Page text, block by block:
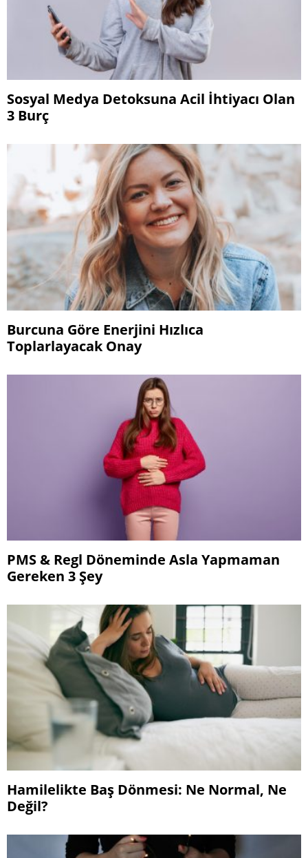
Sosyal Medya Detoksuna Acil İhtiyacı Olan
3 Burç
Burcuna Göre Enerjini Hızlıca
Toplarlayacak Onay
PMS & Regl Döneminde Asla Yapmaman
Gereken 3 Şey
Hamilelikte Baş Dönmesi: Ne Normal, Ne
Değil?